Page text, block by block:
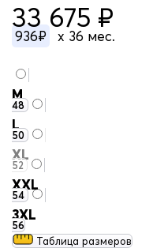
33 675 ₽
936₽ x 36 мес.
M
48
L
50
XL
52
XXL
54
3XL
56
Таблица размеров